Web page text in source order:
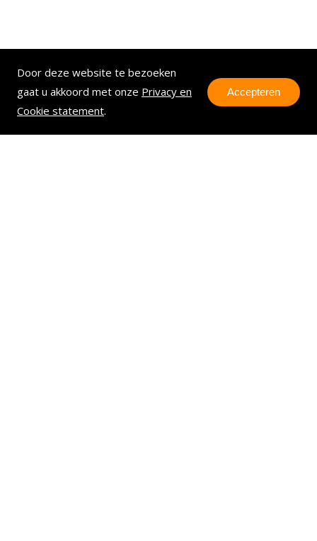
Door deze website te bezoeken
gaat u akkoord met onze Privacy en
Cookie statement.
Accepteren